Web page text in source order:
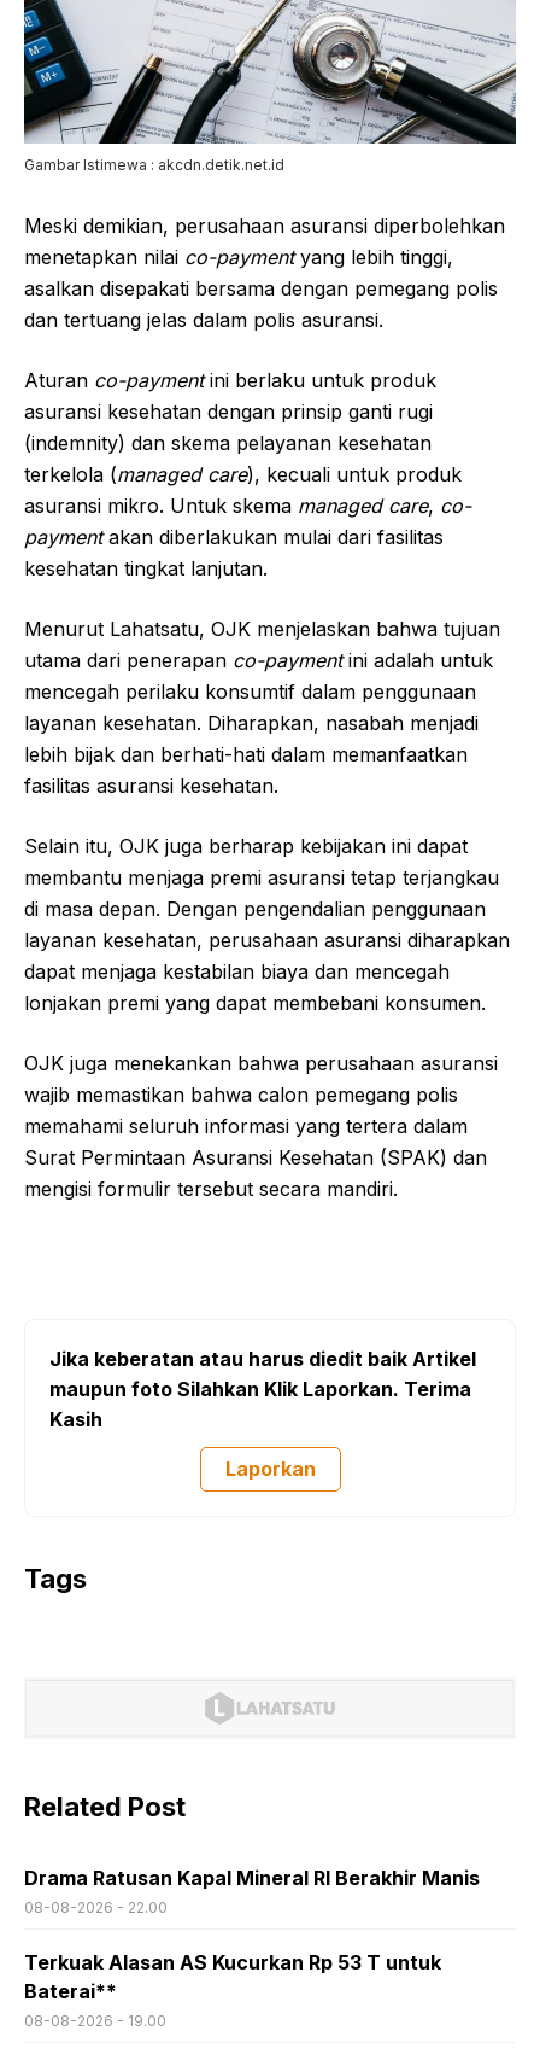
Gambar Istimewa : akcdn.detik.net.id
Meski demikian, perusahaan asuransi diperbolehkan
menetapkan nilai co-paymentyang lebih tinggi,
asalkan disepakati bersama dengan pemegang polis
dan tertuang jelas dalam polis asuransi.
Aturan co-paymentini berlaku untuk produk
asuransi kesehatan dengan prinsip ganti rugi
(indemnity) dan skema pelayanan kesehatan
terkelola (managed care), kecuali untuk produk
asuransi mikro. Untuk skema managed care, co-
paymentakan diberlakukan mulai dari fasilitas
kesehatan tingkat lanjutan.
Menurut Lahatsatu, OJK menjelaskan bahwa tujuan
utama dari penerapan co-paymentini adalah untuk
mencegah perilaku konsumtif dalam penggunaan
layanan kesehatan. Diharapkan, nasabah menjadi
lebih bijak dan berhati-hati dalam memanfaatkan
fasilitas asuransi kesehatan.
Selain itu, OJK juga berharap kebijakan ini dapat
membantu menjaga premi asuransi tetap terjangkau
di masa depan. Dengan pengendalian penggunaan
layanan kesehatan, perusahaan asuransi diharapkan
dapat menjaga kestabilan biaya dan mencegah
lonjakan premi yang dapat membebani konsumen.
OJK juga menekankan bahwa perusahaan asuransi
wajib memastikan bahwa calon pemegang polis
memahami seluruh informasi yang tertera dalam
Surat Permintaan Asuransi Kesehatan (SPAK) dan
mengisi formulir tersebut secara mandiri.
Jika keberatan atau harus diedit baik Artikel
maupun foto Silahkan Klik Laporkan. Terima
Kasih
Laporkan
Tags
Related Post
Drama Ratusan Kapal Mineral RI Berakhir Manis
08-08-2026 - 22.00
Terkuak Alasan AS Kucurkan Rp 53 T untuk
Baterai**
08-08-2026 - 19.00